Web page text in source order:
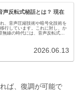
声反転式秘話とは？ 現在
、音声圧縮技術や暗号化技術を
行しています。これに対し、か
線の時代には、音声反転式と
2026.06.13
ば、復調が可能で